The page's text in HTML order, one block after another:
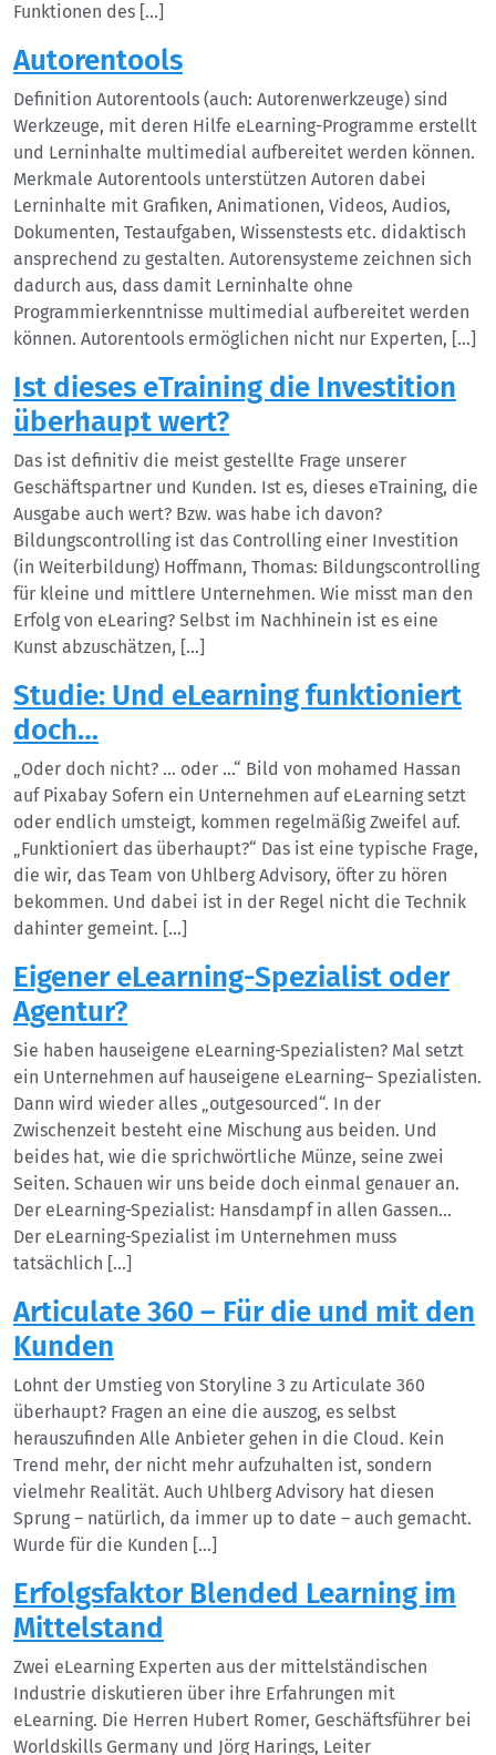
Funktionen des […]
Autorentools
Definition Autorentools (auch: Autorenwerkzeuge) sind
Werkzeuge, mit deren Hilfe eLearning-Programme erstellt
und Lerninhalte multimedial aufbereitet werden können.
Merkmale Autorentools unterstützen Autoren dabei
Lerninhalte mit Grafiken, Animationen, Videos, Audios,
Dokumenten, Testaufgaben, Wissenstests etc. didaktisch
ansprechend zu gestalten. Autorensysteme zeichnen sich
dadurch aus, dass damit Lerninhalte ohne
Programmierkenntnisse multimedial aufbereitet werden
können. Autorentools ermöglichen nicht nur Experten, […]
Ist dieses eTraining die Investition
überhaupt wert?
Das ist definitiv die meist gestellte Frage unserer
Geschäftspartner und Kunden. Ist es, dieses eTraining, die
Ausgabe auch wert? Bzw. was habe ich davon?
Bildungscontrolling ist das Controlling einer Investition
(in Weiterbildung) Hoffmann, Thomas: Bildungscontrolling
für kleine und mittlere Unternehmen. Wie misst man den
Erfolg von eLearing? Selbst im Nachhinein ist es eine
Kunst abzuschätzen, […]
Studie: Und eLearning funktioniert
doch…
„Oder doch nicht? … oder …“ Bild von mohamed Hassan
auf Pixabay Sofern ein Unternehmen auf eLearning setzt
oder endlich umsteigt, kommen regelmäßig Zweifel auf.
„Funktioniert das überhaupt?“ Das ist eine typische Frage,
die wir, das Team von Uhlberg Advisory, öfter zu hören
bekommen. Und dabei ist in der Regel nicht die Technik
dahinter gemeint. […]
Eigener eLearning-Spezialist oder
Agentur?
Sie haben hauseigene eLearning-Spezialisten? Mal setzt
ein Unternehmen auf hauseigene eLearning– Spezialisten.
Dann wird wieder alles „outgesourced“. In der
Zwischenzeit besteht eine Mischung aus beiden. Und
beides hat, wie die sprichwörtliche Münze, seine zwei
Seiten. Schauen wir uns beide doch einmal genauer an.
Der eLearning-Spezialist: Hansdampf in allen Gassen…
Der eLearning-Spezialist im Unternehmen muss
tatsächlich […]
Articulate 360 – Für die und mit den
Kunden
Lohnt der Umstieg von Storyline 3 zu Articulate 360
überhaupt? Fragen an eine die auszog, es selbst
herauszufinden Alle Anbieter gehen in die Cloud. Kein
Trend mehr, der nicht mehr aufzuhalten ist, sondern
vielmehr Realität. Auch Uhlberg Advisory hat diesen
Sprung – natürlich, da immer up to date – auch gemacht.
Wurde für die Kunden […]
Erfolgsfaktor Blended Learning im
Mittelstand
Zwei eLearning Experten aus der mittelständischen
Industrie diskutieren über ihre Erfahrungen mit
eLearning. Die Herren Hubert Romer, Geschäftsführer bei
Worldskills Germany und Jörg Harings, Leiter